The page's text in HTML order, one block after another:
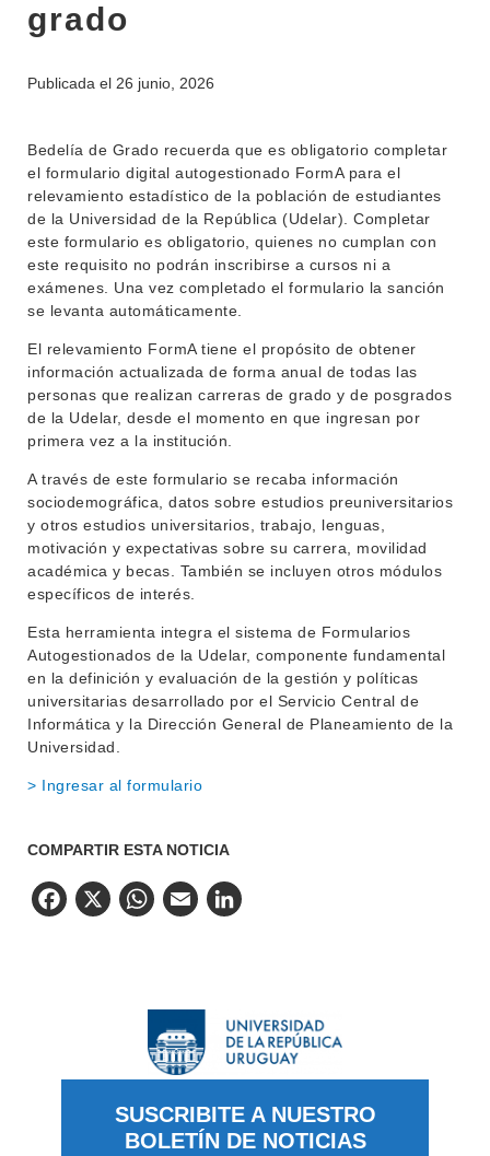
INSTITUCIONAL
EXTENSIÓN
LLAMADOS
NOTICIAS
OFERTA DE GRADO
POSGRADOS
EDUCACIÓN PERMANENTE
BIBLIOTECA
grado
Publicada el 26 junio, 2026
Bedelía de Grado recuerda que es obligatorio completar
el formulario digital autogestionado FormA para el
relevamiento estadístico de la población de estudiantes
de la Universidad de la República (Udelar). Completar
este formulario es obligatorio, quienes no cumplan con
este requisito no podrán inscribirse a cursos ni a
exámenes. Una vez completado el formulario la sanción
se levanta automáticamente.
El relevamiento FormA tiene el propósito de obtener
información actualizada de forma anual de todas las
personas que realizan carreras de grado y de posgrados
de la Udelar, desde el momento en que ingresan por
primera vez a la institución.
A través de este formulario se recaba información
sociodemográfica, datos sobre estudios preuniversitarios
y otros estudios universitarios, trabajo, lenguas,
motivación y expectativas sobre su carrera, movilidad
académica y becas. También se incluyen otros módulos
específicos de interés.
Esta herramienta integra el sistema de Formularios
Autogestionados de la Udelar, componente fundamental
en la definición y evaluación de la gestión y políticas
universitarias desarrollado por el Servicio Central de
Informática y la Dirección General de Planeamiento de la
Universidad.
> Ingresar al formulario
COMPARTIR ESTA NOTICIA
Facebook
X WhatsApp
Email
SUSCRIBITE A NUESTRO
BOLETÍN DE NOTICIAS